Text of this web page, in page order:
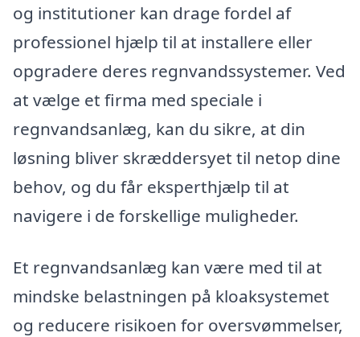
og institutioner kan drage fordel af
professionel hjælp til at installere eller
opgradere deres regnvandssystemer. Ved
at vælge et firma med speciale i
regnvandsanlæg, kan du sikre, at din
løsning bliver skræddersyet til netop dine
behov, og du får eksperthjælp til at
navigere i de forskellige muligheder.
Et regnvandsanlæg kan være med til at
mindske belastningen på kloaksystemet
og reducere risikoen for oversvømmelser,